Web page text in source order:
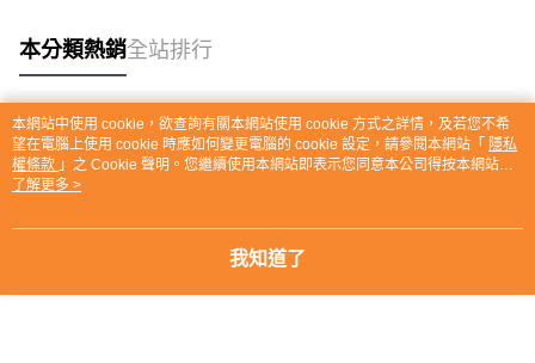
本分類熱銷全站排行
熱門標籤
本網站中使用 cookie，欲查詢有關本網站使用 cookie 方式之詳情，及若您不希
望在電腦上使用 cookie 時應如何變更電腦的 cookie 設定，請參閱本網站「 隱私
權條款 」之 Cookie 聲明。您繼續使用本網站即表示您同意本公司得按本網站使
用條款之 Cookie 聲明使用 cookie。
了解更多 >
我知道了